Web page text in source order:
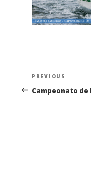
Navegación
de
Previous
Post
PREVIOUS
Campeonato de